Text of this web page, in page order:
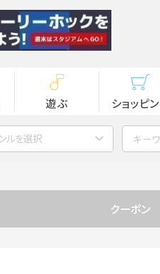
遊ぶ ショッピ
ルを選択
クーポン